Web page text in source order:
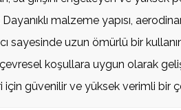
malzeme yapısı,
sayesinde uzun ömürlü bir
koşullara uygun olarak
için güvenilir ve yüksek verimli bir